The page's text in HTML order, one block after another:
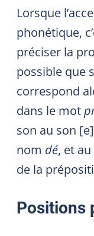
Lorsque
phonétique,
préciser la
possible que
correspond
dans le mot
son au son [e]
nom dé, et
de la
Positions